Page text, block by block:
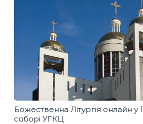
Божественна Літургія онлайн
соборі УГКЦ